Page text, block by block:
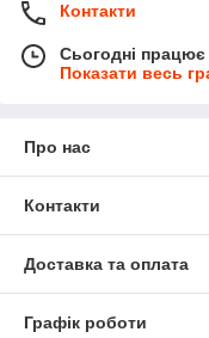
Контакти
Сьогодні
Показати весь
Про нас
Контакти
Доставка та оплата
Графік роботи